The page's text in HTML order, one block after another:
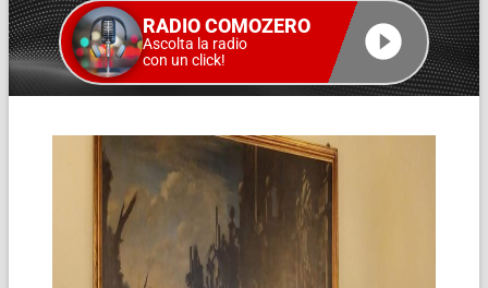
RADIO COMOZERO
Ascolta la radio
con un click!